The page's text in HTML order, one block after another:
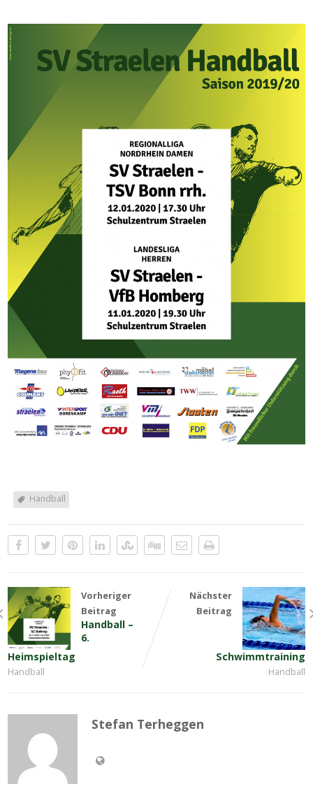
Handball
Vorheriger
Beitrag
Handball –
6.
Heimspieltag
Handball
Nächster
Beitrag
Schwimmtraining
Handball
Stefan Terheggen